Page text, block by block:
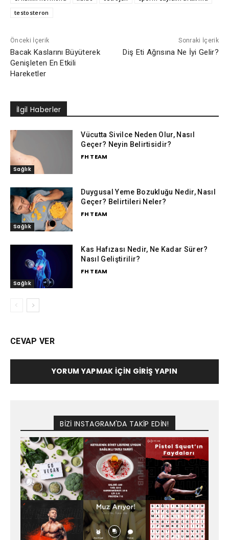
testosteron
Önceki İçerik
Bacak Kaslarını Büyüterek
Genişleten En Etkili
Hareketler
Sonraki İçerik
Diş Eti Ağrısına Ne İyi Gelir?
İlgil Haberler
Sağlık
Vücutta Sivilce Neden Olur, Nasıl
Geçer? Neyin Belirtisidir?
FH TEAM
Sağlık
Duygusal Yeme Bozukluğu Nedir, Nasıl
Geçer? Belirtileri Neler?
FH TEAM
Sağlık
Kas Hafızası Nedir, Ne Kadar Sürer?
Nasıl Geliştirilir?
FH TEAM
CEVAP VER
YORUM YAPMAK İÇIN GIRIŞ YAPIN
BİZİ INSTAGRAM'DA TAKİP EDİN!